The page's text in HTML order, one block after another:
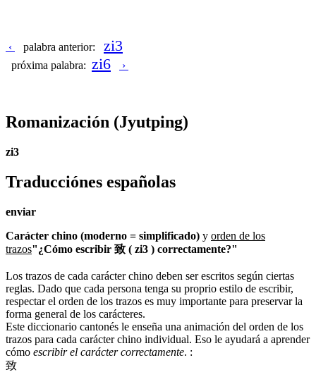
‹ palabra anterior: zi3
próxima palabra: zi6 ›
Romanización (Jyutping)
zi3
Traducciónes españolas
enviar
Carácter chino (moderno = simplificado) y orden de los
trazos"¿Cómo escribir 致 ( zi3 ) correctamente?"
Los trazos de cada carácter chino deben ser escritos según ciertas
reglas. Dado que cada persona tenga su proprio estilo de escribir,
respectar el orden de los trazos es muy importante para preservar la
forma general de los carácteres.
Este diccionario cantonés le enseña una animación del orden de los
trazos para cada carácter chino individual. Eso le ayudará a aprender
cómo escribir el carácter correctamente. :
致